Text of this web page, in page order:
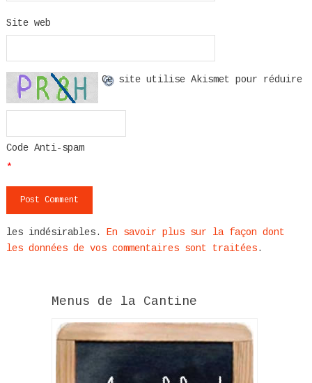
Site web
Code Anti-spam
*
Ce site utilise Akismet pour réduire
les indésirables.
En savoir plus sur la façon dont
les données de vos commentaires sont traitées.
Menus de la Cantine